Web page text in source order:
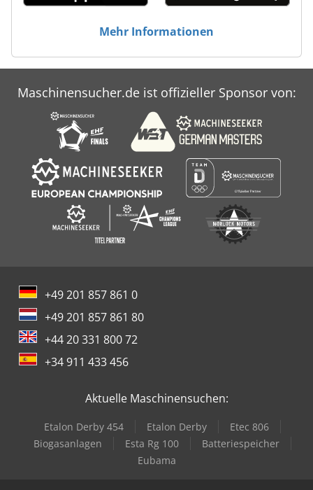
Mehr Informationen
Maschinensucher.de ist offizieller Sponsor von:
+49 201 857 861 0
+49 201 857 861 80
+44 20 331 800 72
+34 911 433 456
Aktuelle Maschinensuchen:
Etalon Derby 454 Etalon Derby
Etec 806
Biogasanlagen
Esta Rg 100
Batteriespeicher
Eubama